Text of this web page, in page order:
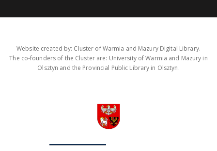
Website created by: Cluster of Warmia and Mazury Digital Library.
The co-founders of the Cluster are: University of Warmia and Mazury in
Olsztyn and the Provincial Public Library in Olsztyn.